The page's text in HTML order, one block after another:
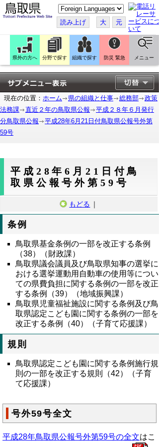
こ
の
ペ
ー
ジ
翻
訳
す
る
読み上げ 大 元
県外の方へ 分野で探す 組織で探す 防災 緊急 メニュー
現在の位置： ホーム 県の組織と仕事 総務部
政策
法務課
直近２年の鳥取県公報
平成２８年６月発行
分鳥取県公報
平成28年6月21日付鳥取県公報号外第
59号
平成28年6月21日付鳥
取県公報号外第59号
もどる ｜
条例
鳥取県基金条例の一部を改正する条例
（38）（財政課）
鳥取県議会議員及び鳥取県知事の選挙に
おける選挙運動用自動車の使用等につい
ての県費負担に関する条例の一部を改正
する条例（39）（地域振興課）
鳥取県児童福祉施設に関する条例及び鳥
取県認定こども園に関する条例の一部を
改正する条例（40）（子育て応援課）
規則
鳥取県認定こども園に関する条例施行規
則の一部を改正する規則（42）（子育
て応援課）
号外59号全文
平成28年鳥取県公報号外第59号の全文はこ